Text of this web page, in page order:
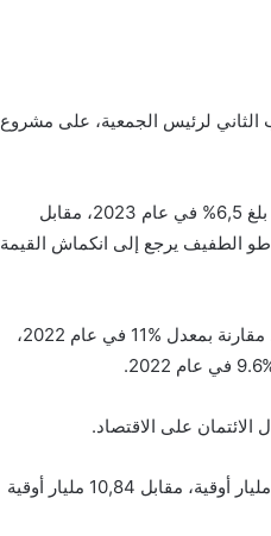
الثاني لرئيس الجمعية، على مشروع
وأظهر مشروع القانون رقم 25- 006، أن النمو الاقتصادي على المستوى الوطني بلغ 6,5% في عام 2023، مقابل
التباطو الطفيف يرجع إلى انكماش القيمة
كما بين انخفاض معدل التضخم إلى 1,6% على أساس سنوي في نهاية عام 2023، مقارنة بمعدل %11 في عام 2022،
على الاقتصاد.
وأشار إلى أن السنة المالية 2023 تميزت بعجز إجمالي في الميزانية قدره 10,64 مليار أوقية، مقابل 10,84 مليار أوقية